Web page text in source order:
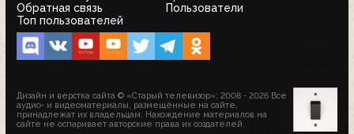
Обратная связь
Пользователи
Топ пользователей
Дизайн и верстка сайта © «Старый телевизор»; 2008 - 2026 Все
аудио- и видеоматериалы, размещённые на сайте,
принадлежат их владельцам. Нахождение материалов на
сайте не оспаривает авторские права их создателей.